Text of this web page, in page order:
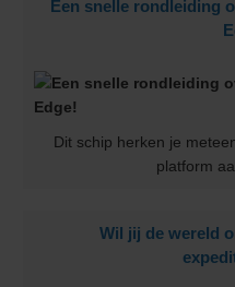
Een snelle rondleiding
Dit schip herken je
platform
Wil jij de wereld